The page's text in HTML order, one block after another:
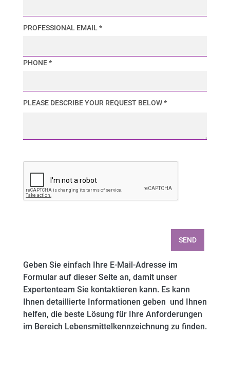
PROFESSIONAL EMAIL *
PHONE *
PLEASE DESCRIBE YOUR REQUEST BELOW *
SEND
Geben Sie einfach Ihre E-Mail-Adresse im
Formular auf dieser Seite an, damit unser
Expertenteam Sie kontaktieren kann. Es kann
Ihnen detaillierte Informationen geben und Ihnen
helfen, die beste Lösung für Ihre Anforderungen
im Bereich Lebensmittelkennzeichnung zu finden.